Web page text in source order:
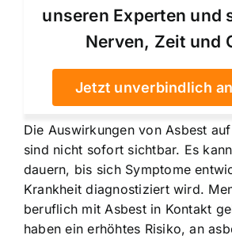
unseren Experten und
Nerven, Zeit und
Jetzt unverbindlich
Die Auswirkungen von Asbest
sind nicht sofort sichtbar. Es
dauern, bis sich Symptome
Krankheit diagnostiziert wird.
beruflich mit Asbest in Kontakt
haben ein erhöhtes Risiko, an